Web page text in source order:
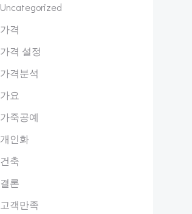
Uncategorized
가격
가격 설정
가격분석
가요
가죽공예
개인화
건축
결론
고객만족